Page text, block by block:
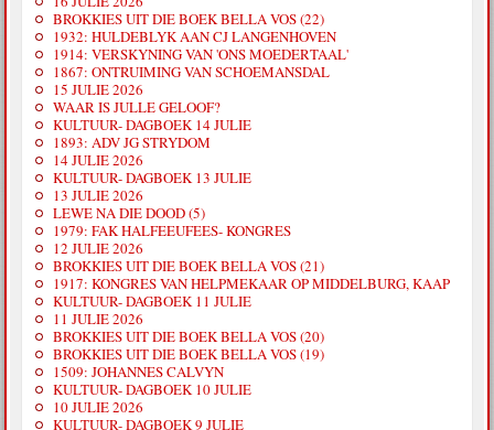
BROKKIES UIT DIE BOEK BELLA VOS (22)
1932: HULDEBLYK AAN CJ LANGENHOVEN
1914: VERSKYNING VAN 'ONS MOEDERTAAL'
1867: ONTRUIMING VAN SCHOEMANSDAL
15 JULIE 2026
WAAR IS JULLE GELOOF?
KULTUUR- DAGBOEK 14 JULIE
1893: ADV JG STRYDOM
14 JULIE 2026
KULTUUR- DAGBOEK 13 JULIE
13 JULIE 2026
LEWE NA DIE DOOD (5)
1979: FAK HALFEEUFEES- KONGRES
12 JULIE 2026
BROKKIES UIT DIE BOEK BELLA VOS (21)
1917: KONGRES VAN HELPMEKAAR OP MIDDELBURG, KAAP
KULTUUR- DAGBOEK 11 JULIE
11 JULIE 2026
BROKKIES UIT DIE BOEK BELLA VOS (20)
BROKKIES UIT DIE BOEK BELLA VOS (19)
1509: JOHANNES CALVYN
KULTUUR- DAGBOEK 10 JULIE
10 JULIE 2026
KULTUUR- DAGBOEK 9 JULIE